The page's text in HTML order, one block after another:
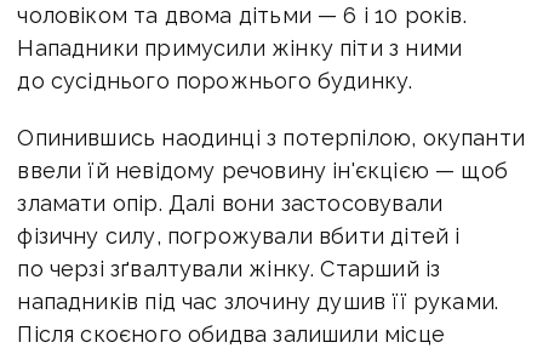
чоловіком та двома дітьми — 6 і 10 років.
Нападники примусили жінку піти з ними
до сусіднього порожнього будинку.
Опинившись наодинці з потерпілою, окупанти
ввели їй невідому речовину ін'єкцією — щоб
зламати опір. Далі вони застосовували
фізичну силу, погрожували вбити дітей і
по черзі зґвалтували жінку. Старший із
нападників під час злочину душив її руками.
Після скоєного обидва залишили місце